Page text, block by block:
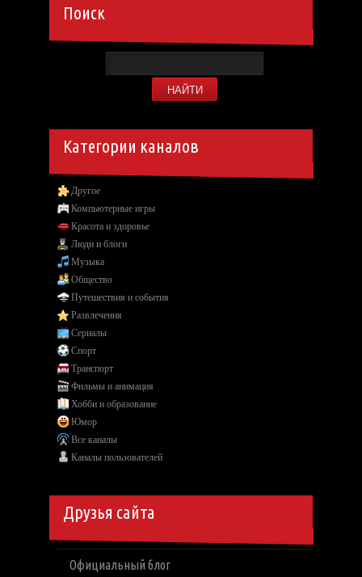
Поиск
Категории каналов
Другое
Компьютерные игры
Красота и здоровье
Люди и блоги
Музыка
Общество
Путешествия и события
Развлечения
Сериалы
Спорт
Транспорт
Фильмы и анимация
Хобби и образование
Юмор
Все каналы
Каналы пользователей
Друзья сайта
Официальный блог